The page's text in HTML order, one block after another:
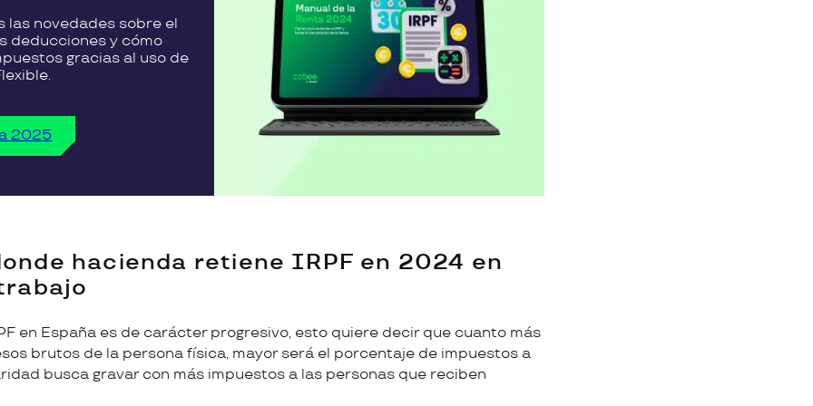
las novedades sobre el
deducciones y cómo
gracias al uso de
2025
hacienda retiene IRPF en 2024 en
en España es de carácter progresivo, esto quiere decir que cuanto más
brutos de la persona física, mayor será el porcentaje de impuestos a
busca gravar con más impuestos a las personas que reciben